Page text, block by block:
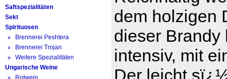
Saftspezialitäten
Sekt
Spirituosen
Brennerei Peshtera
Brennerei Trojan
Weitere Spezialitäten
Ungarische Weine
Rotwein
dem holzigen
dieser
intensiv, mit
Der leicht